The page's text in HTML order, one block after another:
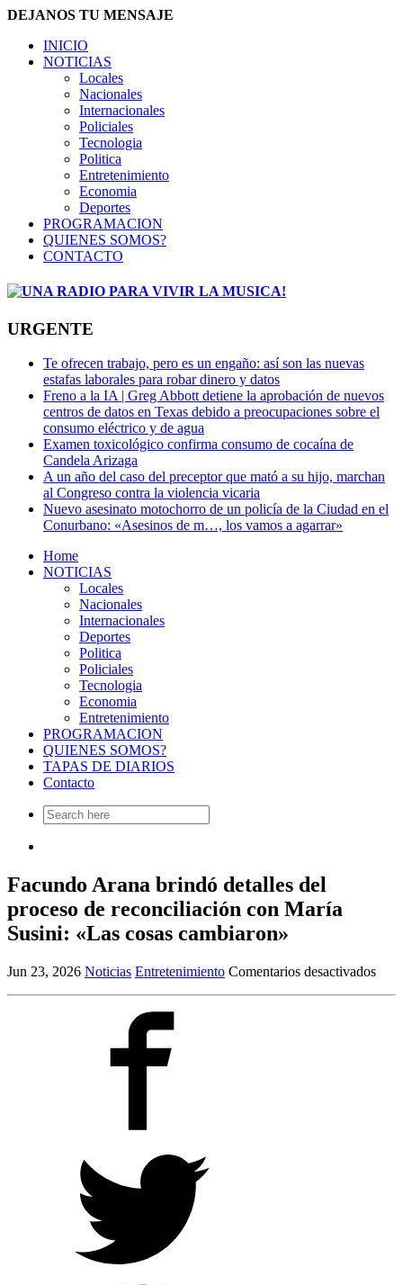
DEJANOS TU MENSAJE
INICIO
NOTICIAS
Locales
Nacionales
Internacionales
Policiales
Tecnologia
Politica
Entretenimiento
Economia
Deportes
PROGRAMACION
QUIENES SOMOS?
CONTACTO
URGENTE
Te ofrecen trabajo, pero es un engaño: así son las nuevas
estafas laborales para robar dinero y datos
Freno a la IA | Greg Abbott detiene la aprobación de nuevos
centros de datos en Texas debido a preocupaciones sobre el
consumo eléctrico y de agua
Examen toxicológico confirma consumo de cocaína de
Candela Arizaga
A un año del caso del preceptor que mató a su hijo, marchan
al Congreso contra la violencia vicaria
Nuevo asesinato motochorro de un policía de la Ciudad en el
Conurbano: «Asesinos de m…, los vamos a agarrar»
Home
NOTICIAS
Locales
Nacionales
Internacionales
Deportes
Politica
Policiales
Tecnologia
Economia
Entretenimiento
PROGRAMACION
QUIENES SOMOS?
TAPAS DE DIARIOS
Contacto
Search
for:
Facundo Arana brindó detalles del
proceso de reconciliación con María
Susini: «Las cosas cambiaron»
Jun 23, 2026 Noticias Entretenimiento Comentarios desactivadosen